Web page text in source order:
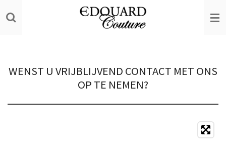
direct
WENST U VRIJBLIJVEND CONTACT MET ONS
OP TE NEMEN?